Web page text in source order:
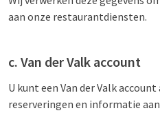
aan onze restaurantdiensten.
c. Van der Valk account
U kunt een Van der Valk
reserveringen en informatie